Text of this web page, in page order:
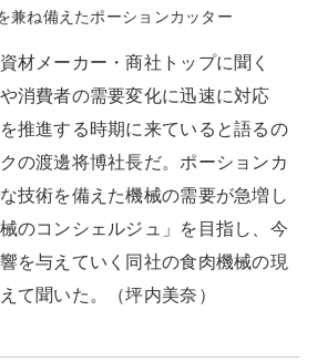
兼ね備えたポーションカッター
材メーカー・商社トップに聞く
消費者の需要変化に迅速に対応
推進する時期に来ていると語るの
の渡邊将博社長だ。ポーションカ
技術を備えた機械の需要が急増し
のコンシェルジュ」を目指し、今
を与えていく同社の食肉機械の現
て聞いた。（坪内美奈）